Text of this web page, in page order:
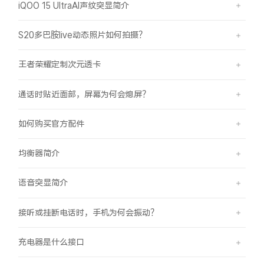
iQOO 15 UltraAI声纹突显简介
S20多巴胺live动态照片如何拍摄？
王者荣耀定制次元透卡
通话时贴近面部，屏幕为何会熄屏？
如何购买官方配件
均衡器简介
语音突显简介
接听或挂断电话时，手机为何会振动？
充电器是什么接口